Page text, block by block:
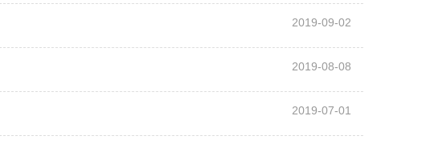
2019-09-02
2019-08-08
2019-07-01